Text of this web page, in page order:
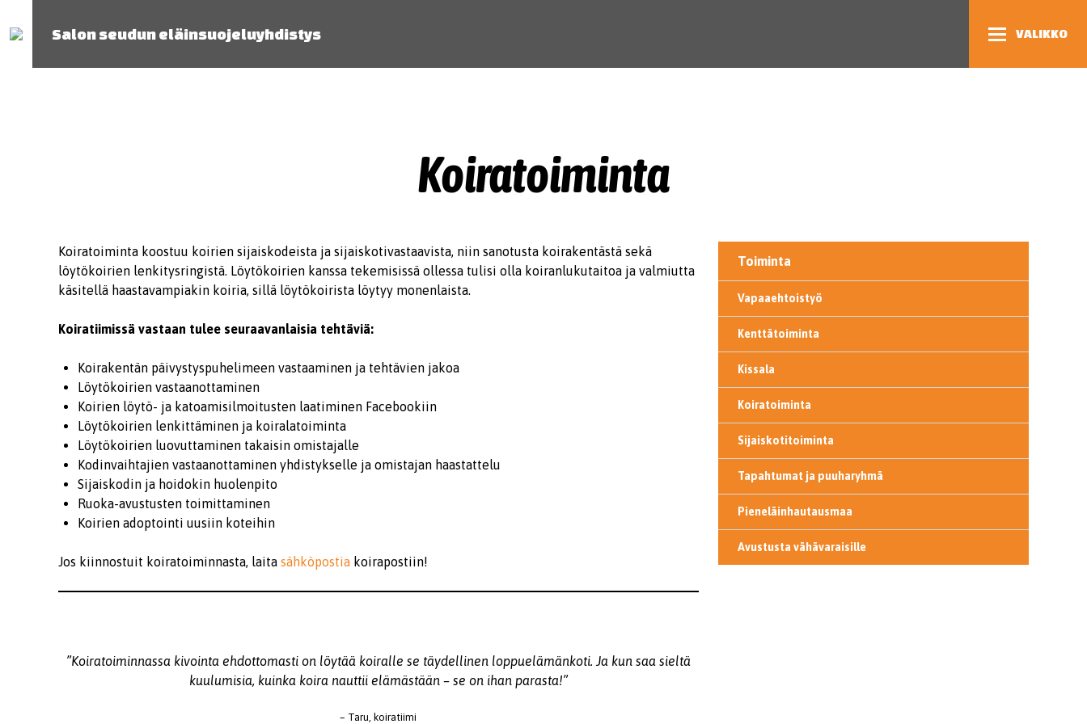
Salon seudun eläinsuojeluyhdistys VALIKKO
Koiratoiminta
Koiratoiminta koostuu koirien sijaiskodeista ja sijaiskotivastaavista, niin sanotusta koirakentästä sekä
löytökoirien lenkitysringistä. Löytökoirien kanssa tekemisissä ollessa tulisi olla koiranlukutaitoa ja valmiutta
käsitellä haastavampiakin koiria, sillä löytökoirista löytyy monenlaista.
Koiratiimissä vastaan tulee seuraavanlaisia tehtäviä:
Koirakentän päivystyspuhelimeen vastaaminen ja tehtävien jakoa
Löytökoirien vastaanottaminen
Koirien löytö- ja katoamisilmoitusten laatiminen Facebookiin
Löytökoirien lenkittäminen ja koiralatoiminta
Löytökoirien luovuttaminen takaisin omistajalle
Kodinvaihtajien vastaanottaminen yhdistykselle ja omistajan haastattelu
Sijaiskodin ja hoidokin huolenpito
Ruoka-avustusten toimittaminen
Koirien adoptointi uusiin koteihin
Jos kiinnostuit koiratoiminnasta, laita sähköpostia koirapostiin!
”Koiratoiminnassa kivointa ehdottomasti on löytää koiralle se täydellinen loppuelämänkoti. Ja kun saa sieltä
kuulumisia, kuinka koira nauttii elämästään – se on ihan parasta!”
– Taru, koiratiimi
Toiminta
Vapaaehtoistyö
Kenttätoiminta
Kissala
Koiratoiminta
Sijaiskotitoiminta
Tapahtumat ja puuharyhmä
Pieneläinhautausmaa
Avustusta vähävaraisille